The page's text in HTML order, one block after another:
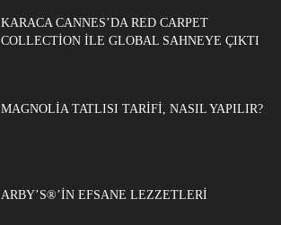
KARACA CANNES’DA RED CARPET
COLLECTION ILE GLOBAL SAHNEYE ÇIKTI
MAGNOLIA TATLISI TARIFI, NASIL YAPILIR?
ARBY’S®’IN EFSANE LEZZETLERI